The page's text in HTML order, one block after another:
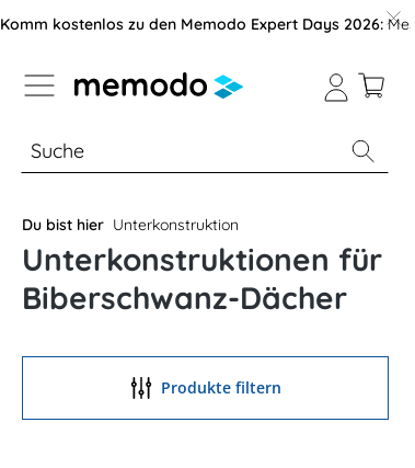
der B2B-Plattform springen
Komm kostenlos zu den Memodo Expert Days 2026:
% Sale Module Wechselrichter
Du bist hier Unterkonstruktion
Unterkonstruktionen für
Biberschwanz-Dächer
Produkte filtern